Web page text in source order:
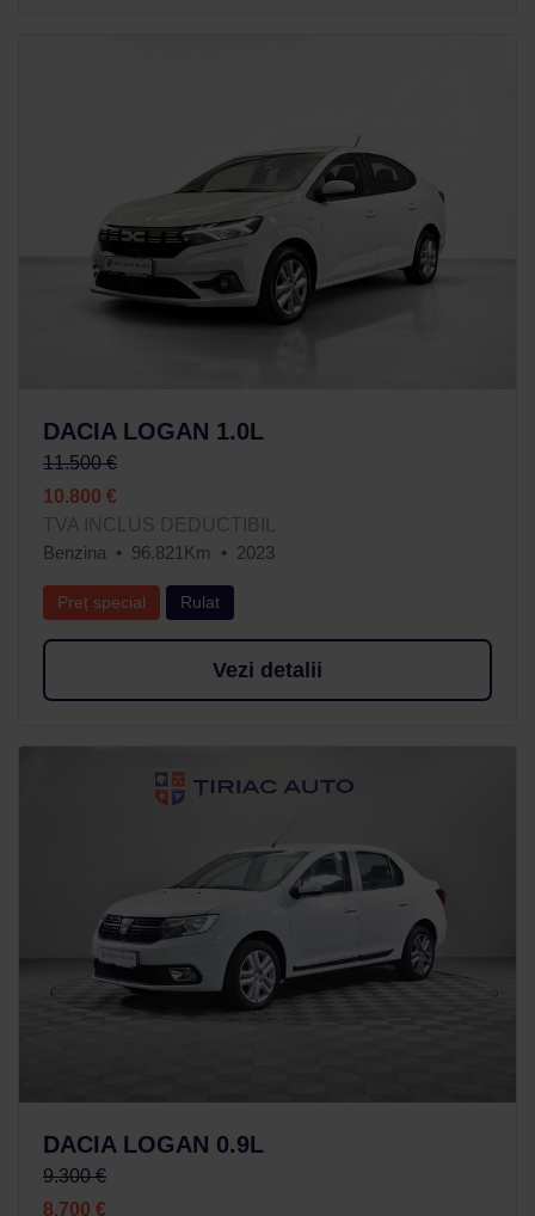
DACIA LOGAN 1.0L
11.500 €
10.800 €
TVA INCLUS DEDUCTIBIL
Benzina
96.821Km 2023
Preț special Rulat
Vezi detalii
DACIA LOGAN 0.9L
9.300 €
8.700 €